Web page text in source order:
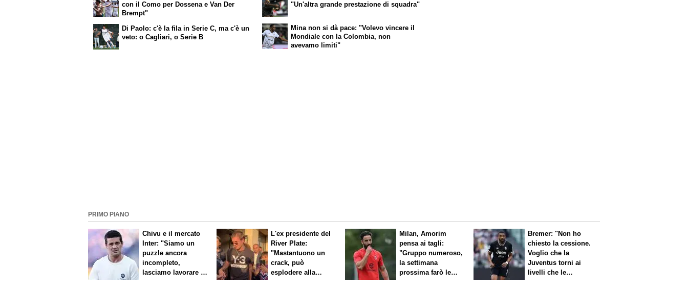
con il Como per Dossena e Van Der
Brempt"
Di Paolo: c'è la fila in Serie C, ma c'è un
veto: o Cagliari, o Serie B
"Un'altra grande prestazione di squadra"
Mina non si dà pace: "Volevo vincere il
Mondiale con la Colombia, non
avevamo limiti"
PRIMO PIANO
Chivu e il mercato
Inter: "Siamo un
puzzle ancora
incompleto,
lasciamo lavorare i
L'ex presidente del
River Plate:
"Mastantuono un
crack, può
esplodere alla
Milan, Amorim
pensa ai tagli:
"Gruppo numeroso,
la settimana
prossima farò le
Bremer: "Non ho
chiesto la cessione.
Voglio che la
Juventus torni ai
livelli che le